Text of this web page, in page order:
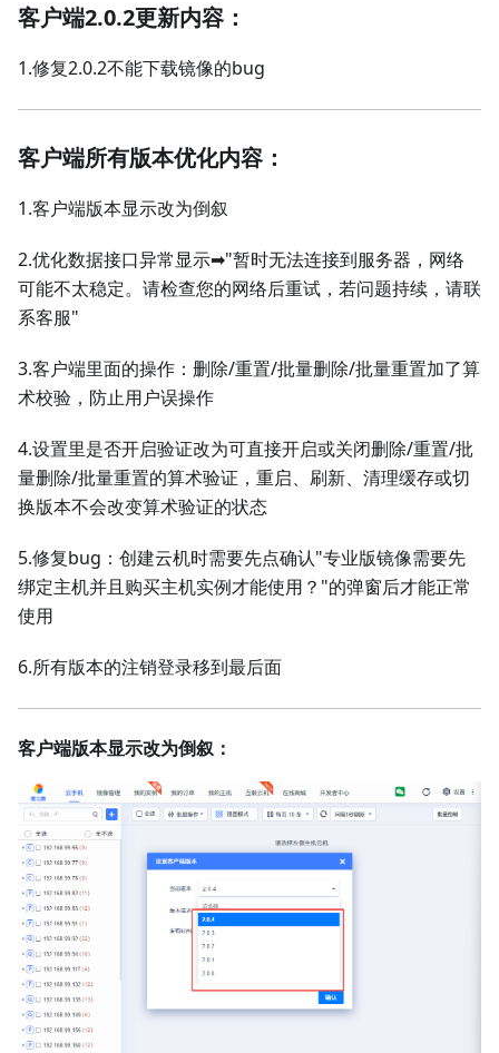
客户端2.0.2更新内容：
1.修复2.0.2不能下载镜像的bug
客户端所有版本优化内容：
1.客户端版本显示改为倒叙
2.优化数据接口异常显示➡"暂时无法连接到服务器，网络
可能不太稳定。请检查您的网络后重试，若问题持续，请联
系客服"
3.客户端里面的操作：删除/重置/批量删除/批量重置加了算
术校验，防止用户误操作
4.设置里是否开启验证改为可直接开启或关闭删除/重置/批
量删除/批量重置的算术验证，重启、刷新、清理缓存或切
换版本不会改变算术验证的状态
5.修复bug：创建云机时需要先点确认"专业版镜像需要先
绑定主机并且购买主机实例才能使用？"的弹窗后才能正常
使用
6.所有版本的注销登录移到最后面
客户端版本显示改为倒叙：